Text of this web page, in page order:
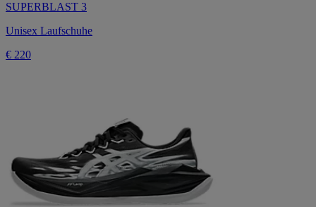
SUPERBLAST 3
Unisex Laufschuhe
€ 220